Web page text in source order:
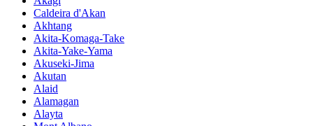
Caldeira d'Akan
Akhtang
Akita-Komaga-Take
Akita-Yake-Yama
Akuseki-Jima
Akutan
Alaid
Alamagan
Alayta